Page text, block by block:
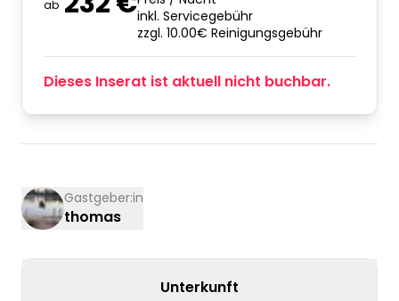
ab
inkl. Servicegebühr
zzgl. 10.00€ Reinigungsgebühr
Dieses Inserat ist aktuell nicht buchbar.
Gastgeber:in
thomas
Unterkunft